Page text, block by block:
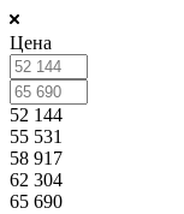
Цена
52 144
55 531
58 917
62 304
65 690